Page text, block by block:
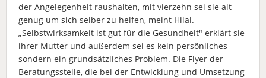
der Angelegenheit raushalten, mit vierzehn sei sie alt
genug um sich selber zu helfen, meint Hilal.
„Selbstwirksamkeit ist gut für die Gesundheit" erklärt sie
ihrer Mutter und außerdem sei es kein persönliches
sondern ein grundsätzliches Problem. Die Flyer der
Beratungsstelle, die bei der Entwicklung und Umsetzung